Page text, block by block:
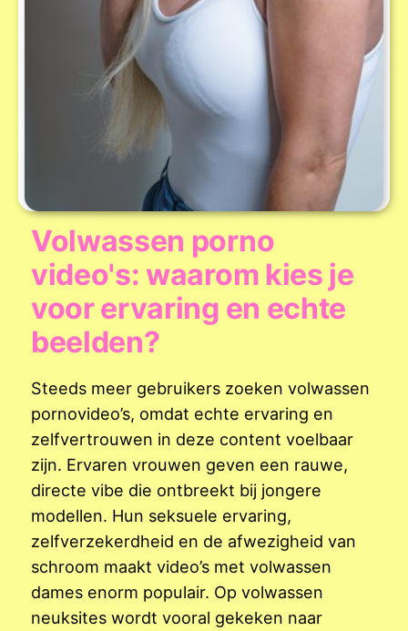
Volwassen porno
video's: waarom kies je
voor ervaring en echte
beelden?
Steeds meer gebruikers zoeken volwassen
pornovideo’s, omdat echte ervaring en
zelfvertrouwen in deze content voelbaar
zijn. Ervaren vrouwen geven een rauwe,
directe vibe die ontbreekt bij jongere
modellen. Hun seksuele ervaring,
zelfverzekerdheid en de afwezigheid van
schroom maakt video’s met volwassen
dames enorm populair. Op volwassen
neuksites wordt vooral gekeken naar